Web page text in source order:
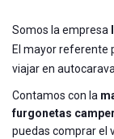
Somos la empresa
El mayor referente
viajar en
Contamos con la
furgonetas
puedas comprar el